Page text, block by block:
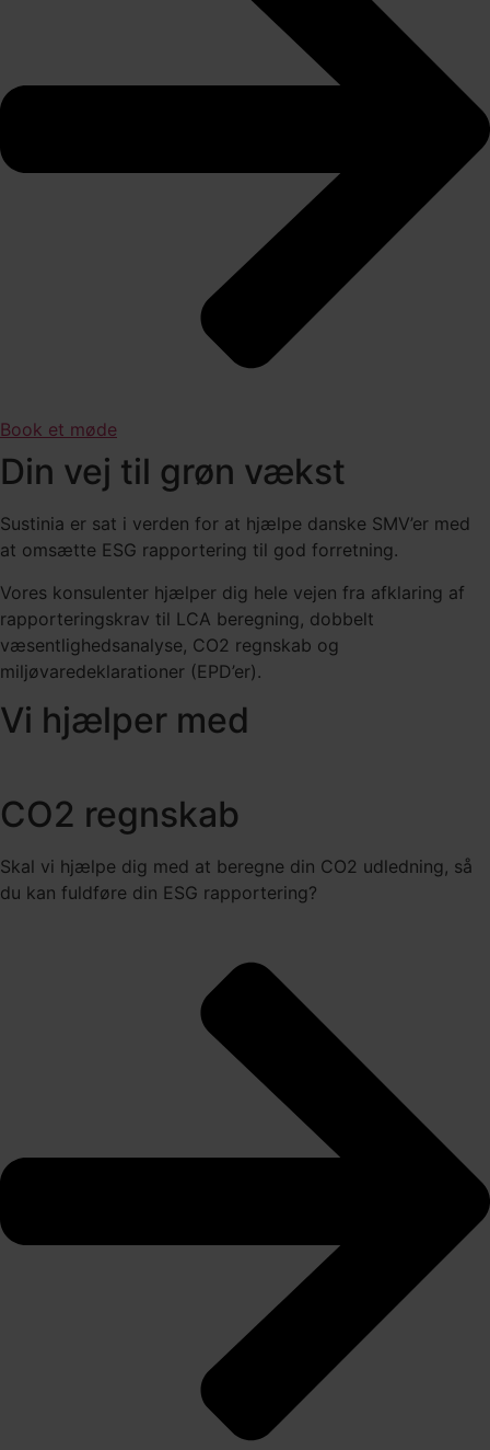
Book et møde
Din vej til grøn vækst
Sustinia er sat i verden for at hjælpe danske SMV’er med
at omsætte ESG rapportering til god forretning.
Vores konsulenter hjælper dig hele vejen fra afklaring af
rapporteringskrav til LCA beregning, dobbelt
væsentlighedsanalyse, CO2 regnskab og
miljøvaredeklarationer (EPD’er).
Vi hjælper med
CO2 regnskab​
Skal vi hjælpe dig med at beregne din CO2 udledning, så
du kan fuldføre din ESG rapportering?